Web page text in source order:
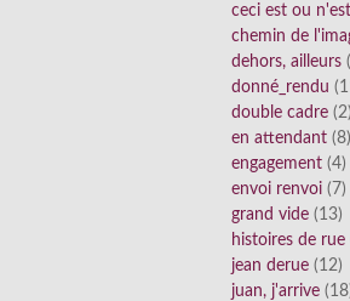
ceci est ou
chemin de
dehors, ailleurs
donné_rendu
double cadre (2)
en attendant (8)
engagement (4)
envoi renvoi (7)
grand vide (13)
histoires de rue
jean derue (12)
juan, j'arrive